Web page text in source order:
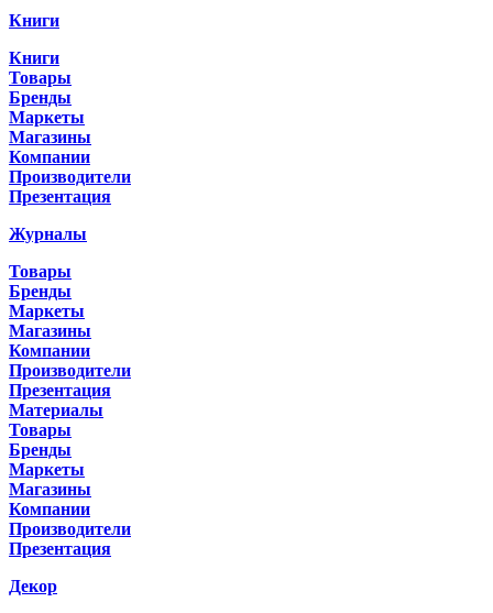
Книги
Книги
Товары
Бренды
Маркеты
Магазины
Компании
Производители
Презентация
Журналы
Товары
Бренды
Маркеты
Магазины
Компании
Производители
Презентация
Материалы
Товары
Бренды
Маркеты
Магазины
Компании
Производители
Презентация
Декор